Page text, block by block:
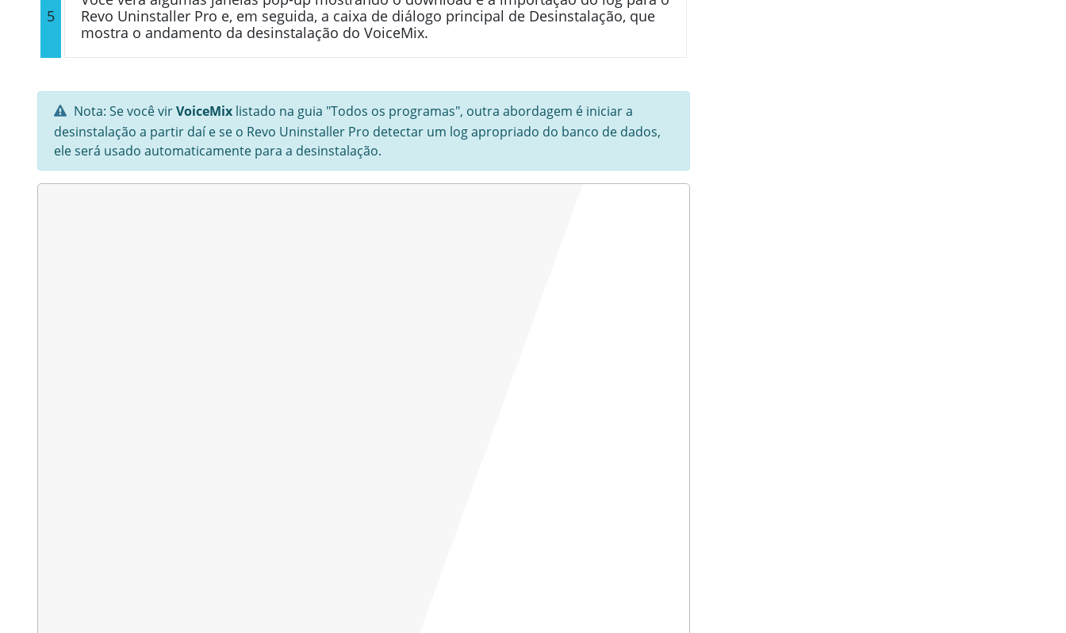
5
Revo Uninstaller Pro e, em seguida, a caixa de diálogo principal de Desinstalação, que
mostra o andamento da desinstalação do VoiceMix.
Nota: Se você virVoiceMix listado na guia "Todos os programas", outra abordagem é iniciar a
desinstalação a partir daí e se o Revo Uninstaller Pro detectar um log apropriado do banco de dados,
ele será usado automaticamente para a desinstalação.